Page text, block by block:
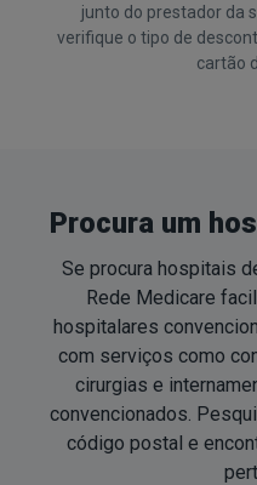
junto do prestador da
verifique o tipo de
cartão
Procura um
Se procura hospitais
Rede Medicare
hospitalares
com serviços como
cirurgias e
convencionados.
código postal e